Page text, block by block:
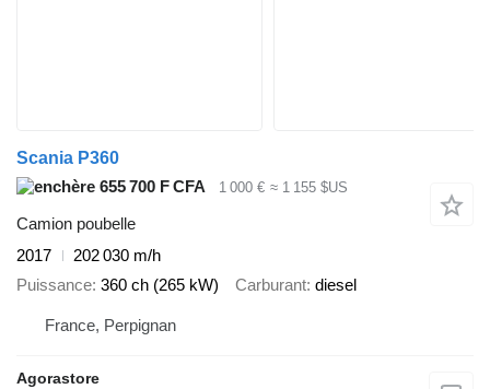
Scania P360
655 700 F CFA
1 000 € ≈ 1 155 $US
Camion poubelle
2017
202 030 m/h
Puissance 360 ch (265 kW) Carburant diesel
France, Perpignan
Agorastore